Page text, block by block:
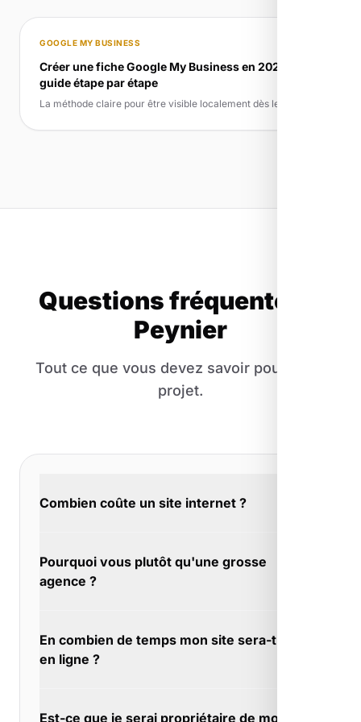
GOOGLE MY BUSINESS
Créer une fiche Google My Business en 2026 :
guide étape par étape
La méthode claire pour être visible localement dès le départ
Questions fréquentes à
Peynier
Tout ce que vous devez savoir pour votre
projet.
Combien coûte un site internet ?
projets. À Peynier, tout dépend de ce que
vous voulez : vitrine simple, e-commerce,
Pourquoi vous plutôt qu'une grosse
agence ?
faisons du sur-mesure. À Peynier, chaque
projet est unique et mérite une attention
En combien de temps mon site sera-t-il
en ligne ?
Est-ce que je serai propriétaire de mon